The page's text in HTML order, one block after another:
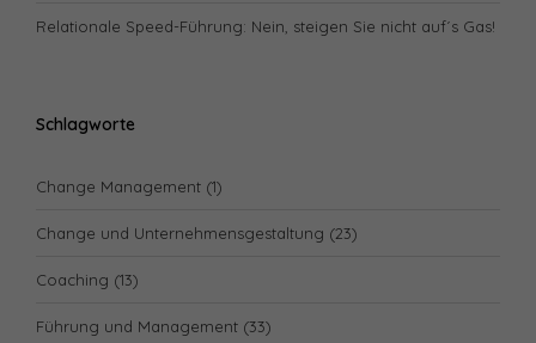
Relationale Speed-Führung: Nein, steigen Sie nicht auf´s Gas!
Schlagworte
Change Management (1)
Change und Unternehmensgestaltung (23)
Coaching (13)
Führung und Management (33)